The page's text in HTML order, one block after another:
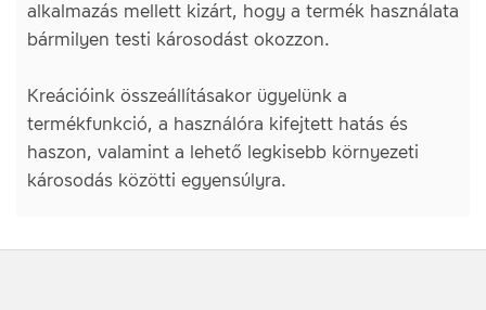
alkalmazás mellett kizárt, hogy a termék használata
bármilyen testi károsodást okozzon.
Kreációink összeállításakor ügyelünk a
termékfunkció, a használóra kifejtett hatás és
haszon, valamint a lehető legkisebb környezeti
károsodás közötti egyensúlyra.